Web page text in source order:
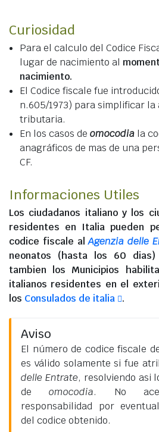
Curiosidad
Para el calculo del Codice
lugar de nacimiento al
nacimiento.
El Codice fiscale fue
n.605/1973) para simplificar
tributaria.
En los casos de omocodia la
anagráficos de mas de una
CF.
Informaciones Utiles
Los ciudadanos italianoy los
residentes en Italia pueden
codice fiscale alAgenzia delle
neonatos (hasta los 60
tambien los Municipios
italianos residentes en el
los Consulados de italia .
Aviso
El número de codice fiscale
es válido solamente si fue
delle Entrate, resolviendo asi
deomocodia. No
responsabilidad por
del codice obtenido.